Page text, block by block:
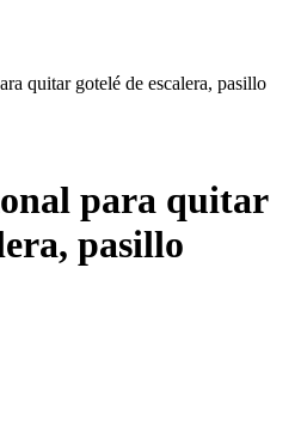
quitar gotelé de escalera, pasillo
para quitar
pasillo